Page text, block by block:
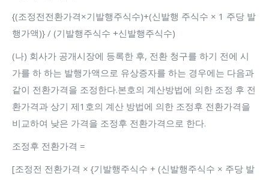
{(조정전전환가격×기발행주식수)+(신발행 주식수 × 1 주당 발
행가액)} / (기발행주식수 +신발행주식수)
(나) 회사가 공개시장에 등록한 후, 전환 청구를 하기 전에 시
가를 하 하는 발행가액으로 유상증자를 하는 경우에는 다음과
같이 전환가격을 조정한다.본호의 계산방법에 의한 조정 후 전
환가격과 상기 제1호의 계산 방법에 의한 조정후 전환가격을
비교하여 낮은 가격을 조정후 전환가격으로 한다.
조정후 전환가격 =
[조정전 전환가격 × {기발행주식수 + (신발행주식수 × 주당 발